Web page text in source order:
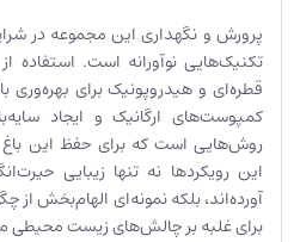
پرورش و نگهداری این مجموعه در
تکنیک‌هایی نوآورانه است. استفاده
قطره‌ای و هیدروپونیک برای بهره‌وری
کمپوست‌های ارگانیک و ایجاد
روش‌هایی است که برای حفظ این باغ
این رویکردها نه تنها زیبایی
آورده‌اند، بلکه نمونه‌ای الهام‌بخش از
برای غلبه بر چالش‌های زیست